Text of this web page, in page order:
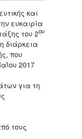
και
ευκαιρία
του 2ου
διάρκεια
που
2017
για τη
τους